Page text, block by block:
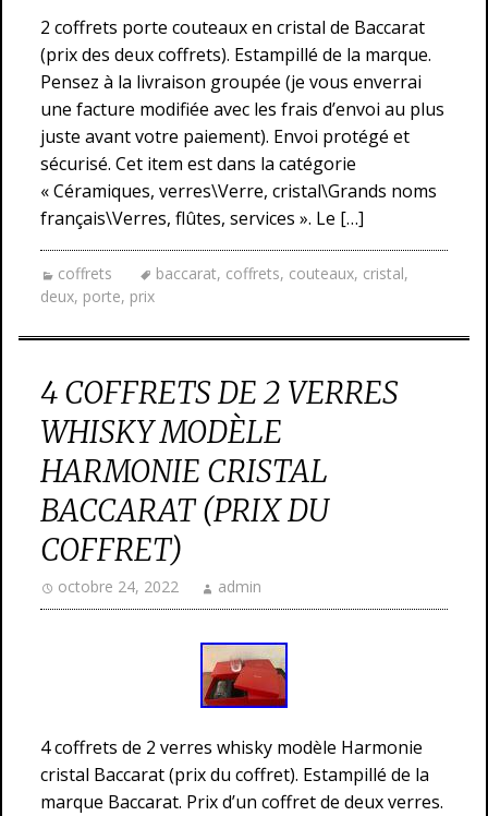
2 coffrets porte couteaux en cristal de Baccarat
(prix des deux coffrets). Estampillé de la marque.
Pensez à la livraison groupée (je vous enverrai
une facture modifiée avec les frais d’envoi au plus
juste avant votre paiement). Envoi protégé et
sécurisé. Cet item est dans la catégorie
« Céramiques, verres\Verre, cristal\Grands noms
français\Verres, flûtes, services ». Le […]
coffrets baccarat, coffrets, couteaux, cristal,
deux, porte, prix
4 COFFRETS DE 2 VERRES
WHISKY MODÈLE
HARMONIE CRISTAL
BACCARAT (PRIX DU
COFFRET)
octobre 24, 2022 admin
4 coffrets de 2 verres whisky modèle Harmonie
cristal Baccarat (prix du coffret). Estampillé de la
marque Baccarat. Prix d’un coffret de deux verres.